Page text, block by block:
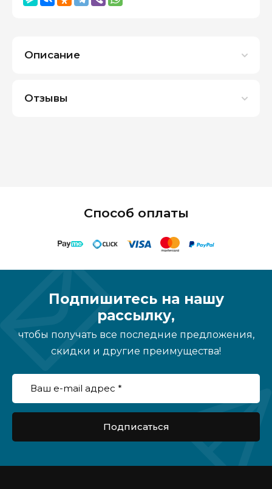
Описание
Отзывы
Способ оплаты
Подпишитесь на нашу
рассылку,
чтобы получать все последние предложения,
скидки и другие преимущества!
Подписаться